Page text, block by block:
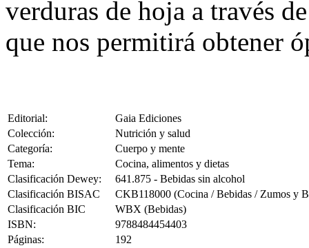
verduras de hoja a través
que nos permitirá obtener
Editorial:
Gaia Ediciones
Colección:
Nutrición y salud
Categoría:
Cuerpo y mente
Tema:
Cocina, alimentos y dietas
Clasificación Dewey:
641.875 - Bebidas sin alcohol
Clasificación BISAC
CKB118000 (Cocina / Bebidas / Zumos y
Clasificación BIC
WBX (Bebidas)
ISBN:
9788484454403
Páginas:
192